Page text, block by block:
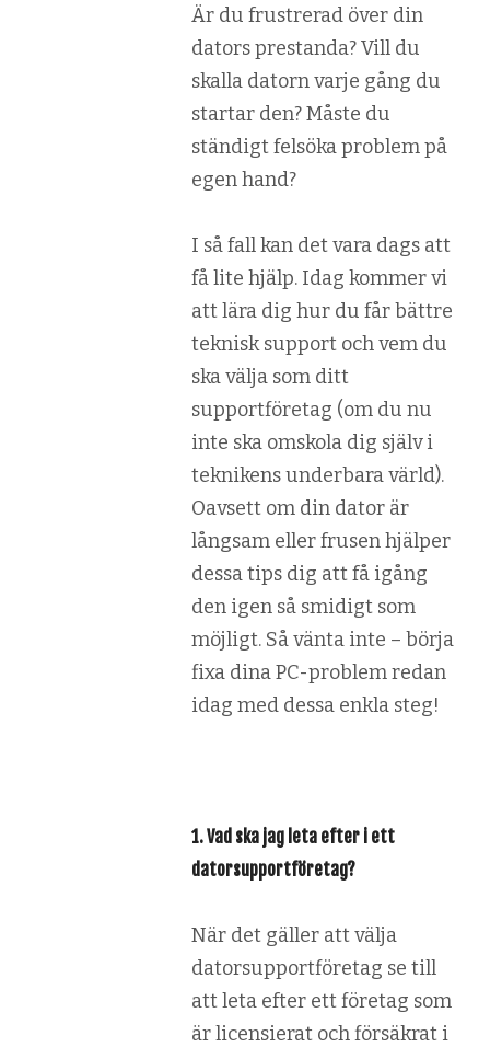
Är du frustrerad över din
dators prestanda? Vill du
skalla datorn varje gång du
startar den? Måste du
ständigt felsöka problem på
egen hand?
I så fall kan det vara dags att
få lite hjälp. Idag kommer vi
att lära dig hur du får bättre
teknisk support och vem du
ska välja som ditt
supportföretag (om du nu
inte ska omskola dig själv i
teknikens underbara värld).
Oavsett om din dator är
långsam eller frusen hjälper
dessa tips dig att få igång
den igen så smidigt som
möjligt. Så vänta inte – börja
fixa dina PC-problem redan
idag med dessa enkla steg!
1. Vad ska jag leta efter i ett
datorsupportföretag?
När det gäller att välja
datorsupportföretag se till
att leta efter ett företag som
är licensierat och försäkrat i